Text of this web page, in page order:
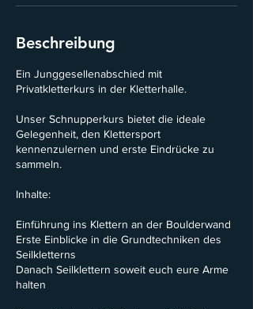
Beschreibung
Ein Junggesellenabschied mit
Privatkletterkurs in der Kletterhalle.
Unser Schnupperkurs bietet die ideale
Gelegenheit, den Klettersport
kennenzulernen und erste Eindrücke zu
sammeln.
Inhalte:
Einführung ins Klettern an der Boulderwand
Erste Einblicke in die Grundtechniken des
Seilkletterns
Danach Seilklettern soweit euch eure Arme
halten